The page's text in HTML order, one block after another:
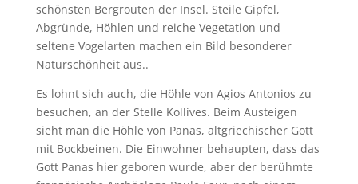
schönsten Bergrouten der Insel. Steile Gipfel,
Abgründe, Höhlen und reiche Vegetation und
seltene Vogelarten machen ein Bild besonderer
Naturschönheit aus..
Es lohnt sich auch, die Höhle von Agios Antonios zu
besuchen, an der Stelle Kollives. Beim Austeigen
sieht man die Höhle von Panas, altgriechischer Gott
mit Bockbeinen. Die Einwohner behaupten, dass das
Gott Panas hier geboren wurde, aber der berühmte